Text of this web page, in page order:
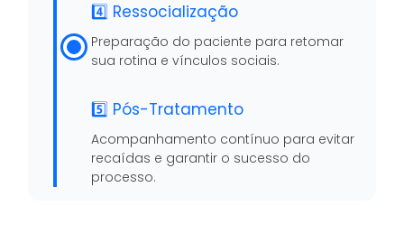
4️⃣ Ressocialização
Preparação do paciente para retomar
sua rotina e vínculos sociais.
5️⃣ Pós-Tratamento
Acompanhamento contínuo para evitar
recaídas e garantir o sucesso do
processo.